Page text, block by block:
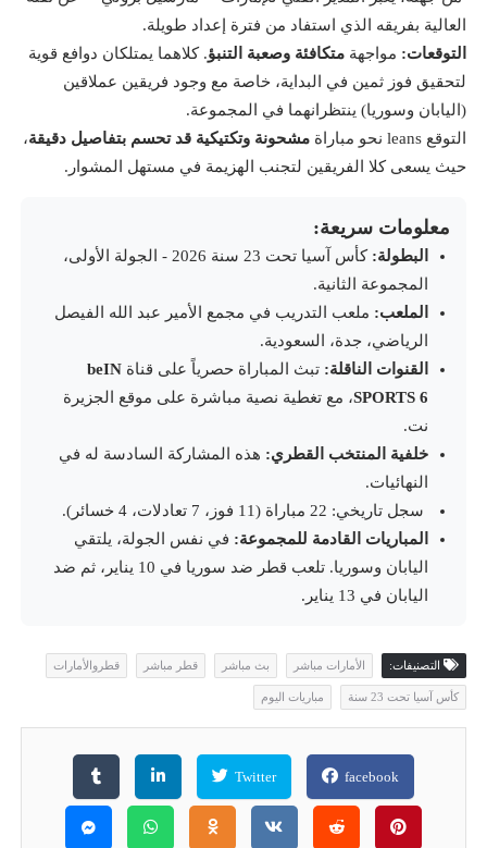
العالية بفريقه الذي استفاد من فترة إعداد طويلة.
التوقعات: مواجهة متكافئة وصعبة التنبؤ. كلاهما يمتلكان دوافع قوية
لتحقيق فوز ثمين في البداية، خاصة مع وجود فريقين عملاقين
(اليابان وسوريا) ينتظرانهما في المجموعة.
التوقع leans نحو مباراة
مشحونة وتكتيكية قد تحسم بتفاصيل دقيقة،
حيث يسعى كلا الفريقين لتجنب الهزيمة في مستهل المشوار.
معلومات سريعة:
البطولة:
كأس آسيا تحت 23 سنة 2026 - الجولة الأولى،
المجموعة الثانية.
الملعب: ملعب التدريب في مجمع الأمير عبد الله الفيصل
الرياضي، جدة، السعودية.
القنوات الناقلة: تبث المباراة حصرياً على قناة beIN
SPORTS 6، مع تغطية نصية مباشرة على موقع الجزيرة
نت.
خلفية المنتخب القطري: هذه المشاركة السادسة له في
النهائيات.
سجل تاريخي: 22 مباراة (11 فوز، 7 تعادلات، 4 خسائر).
المباريات القادمة للمجموعة: في نفس الجولة، يلتقي
اليابان وسوريا. تلعب قطر ضد سوريا في 10 يناير، ثم ضد
اليابان في 13 يناير.
التصنيفات: الأمارات مباشر بث مباشر قطر مباشر قطروالأمارات
كأس آسيا تحت 23 سنة مباريات اليوم
facebook
Twitter